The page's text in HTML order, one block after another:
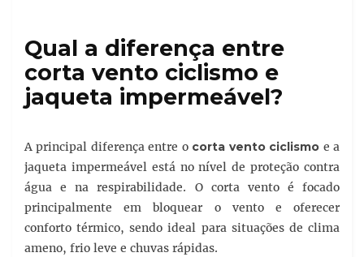
Qual a diferença entre
corta vento ciclismo e
jaqueta impermeável?
A principal diferença entre o corta vento ciclismo e a
jaqueta impermeável está no nível de proteção contra
água e na respirabilidade. O corta vento é focado
principalmente em bloquear o vento e oferecer
conforto térmico, sendo ideal para situações de clima
ameno, frio leve e chuvas rápidas.